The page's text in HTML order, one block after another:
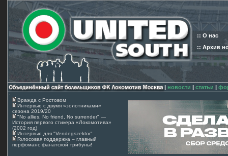
:: О нас
:: Архив
| новости | статьи |
Вражда с Ростовом
Интервью с двумя «золотниками»
сезона 2019/20
"No allies, No friend, No surrender" —
История первого стикера «Локомотива»
(2002 год)
Интервью для "Vendegszektor"
Голосовая поддержка – главный
перфоманс фанатской трибуны!